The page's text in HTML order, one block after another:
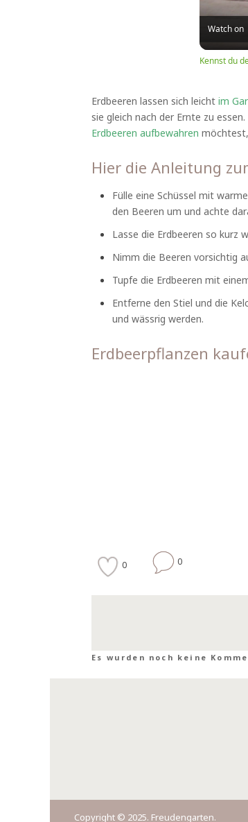
Watch on
Kennst du
Erdbeeren lassen sich leicht im
sie gleich nach der Ernte zu
Erdbeeren aufbewahren
Hier die Anleitung
Fülle eine Schüssel mit
den Beeren um und achte
Lasse die Erdbeeren so kurz
Nimm die Beeren vorsichtig
Tupfe die Erdbeeren mit
Entferne den Stiel und die
und wässrig werden.
Erdbeerpflanzen
0 0
Es wurden noch keine
Copyright © 2025. Freudengarten.